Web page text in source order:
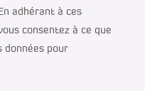
adhérant à ces
consentez à ce que
données pour